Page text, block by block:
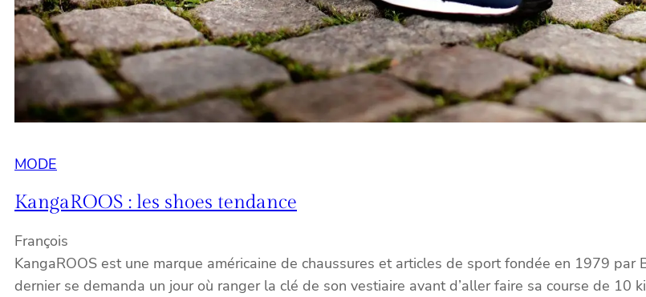
MODE
KangaROOS : les shoes tendance
François
KangaROOS est une marque américaine de chaussures et articles de sport fondée en 1979 par
dernier se demanda un jour où ranger la clé de son vestiaire avant d’aller faire sa course de 10